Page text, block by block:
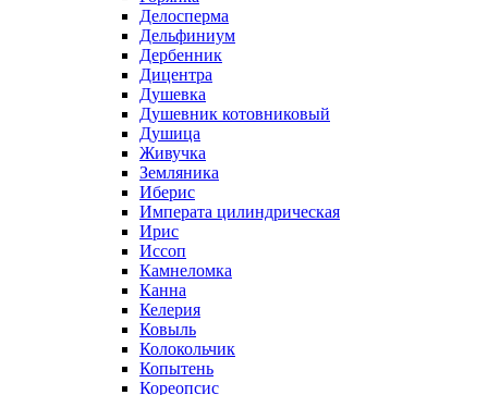
Делосперма
Дельфиниум
Дербенник
Дицентра
Душевка
Душевник котовниковый
Душица
Живучка
Земляника
Иберис
Императа цилиндрическая
Ирис
Иссоп
Камнеломка
Канна
Келерия
Ковыль
Колокольчик
Копытень
Кореопсис